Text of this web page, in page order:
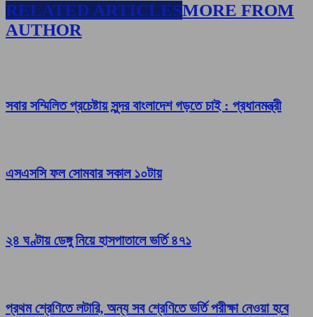
RELATED ARTICLESMORE FROM
AUTHOR
সবার সম্মিলিত প্রচেষ্টায় সুন্দর বাংলাদেশ গড়তে চাই : প্রধানমন্ত্রী
এসএসসি ফল সোমবার সকাল ১০টায়
২৪ ঘণ্টায় ডেঙ্গু নিয়ে হাসপাতালে ভর্তি ৪৭১
প্রথম শ্রেণিতে লটারি, অন্য সব শ্রেণিতে ভর্তি পরীক্ষা নেওয়া হবে